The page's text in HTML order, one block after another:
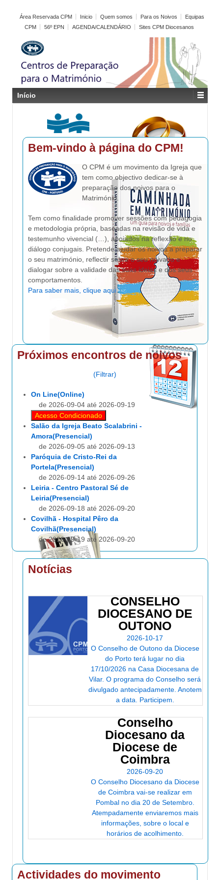
Área Reservada CPM Inicio Quem somos Para os Noivos
Equipas
CPM
56º EPN AGENDA/CALENDÁRIO Sites CPM Diocesanos
Início
Bem-vindo à página do CPM!
O CPM é um movimento da Igreja que
tem como objectivo dedicar-se à
preparação dos noivos para o
Matrimónio.
Tem como finalidade promover sessões com pedagogia
e metodologia própria, baseadas na revisão de vida e
testemunho vivencial (…), apoiados na reflexão e no
diálogo conjugais. Pretende ajudar os noivos a preparar
o seu matrimónio, reflectir sobre o seu noivado e
dialogar sobre a validade das suas ideias e dos seus
comportamentos.
Para saber mais, clique aqui.
Próximos encontros de noivos
(Filtrar)
On Line(Online)
de 2026-09-04 até 2026-09-19
Acesso Condicionado
Salão da Igreja Beato Scalabrini -
Amora(Presencial)
de 2026-09-05 até 2026-09-13
Paróquia de Cristo-Rei da
Portela(Presencial)
de 2026-09-14 até 2026-09-26
Leiria - Centro Pastoral Sé de
Leiria(Presencial)
de 2026-09-18 até 2026-09-20
Covilhã - Hospital Pêro da
Covilhã(Presencial)
de 2026-09-19 até 2026-09-20
Online(Online)
de 2026-09-19 até 2026-09-20
Acesso Condicionado
de 2026-10-24 até 2026-11-07
Centro Paroquial de Cucujães(Presencial)
de 2026-10-24 até 2026-11-28
Online(Online)
de 2026-11-21 até 2026-11-22
Acesso Condicionado
de 2026-11-21 até 2026-11-22
Auditório Dr. Neves - Paróquia S. Pedro da
Cova (Presencial)
de 2027-01-15 até 2027-02-26
Centro Paroquial de São João da
de 2027-01-30 até 2027-03-13
Quinta do Santo António, Almegue,
Condestável(Presencial)
de 2027-03-06 até 2027-03-20
Seminário Diocesano de Beja(Presencial)
Coimbra(Presencial)
Notícias
CONSELHO
DIOCESANO DE
OUTONO
2026-10-17
O Conselho de Outono da Diocese
do Porto terá lugar no dia
17/10/2026 na Casa Diocesana de
Vilar. O programa do Conselho será
divulgado antecipadamente. Anotem
a data. Participem.
Conselho
Diocesano da
Diocese de
Coimbra
2026-09-20
O Conselho Diocesano da Diocese
de Coimbra vai-se realizar em
Pombal no dia 20 de Setembro.
Atempadamente enviaremos mais
informações, sobre o local e
horários de acolhimento.
Actividades do movimento